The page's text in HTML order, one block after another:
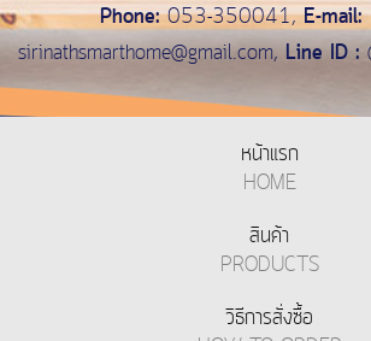
Phone:053-350041,E-mail:
sirinathsmarthome@gmail.com,Line ID :
หน้าแรก
HOME
สินค้า
PRODUCTS
วิธีการสั่งซื้อ